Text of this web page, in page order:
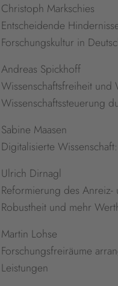
Christoph Markschies
Entscheidende
Forschungskultur in
Andreas Spickhoff
Wissenschaftsfreiheit
Wissenschaftssteuerung
Sabine Maasen
Digitalisierte
Ulrich Dirnagl
Reformierung des
Robustheit und mehr
Martin Lohse
Forschungsfreiräume
Leistungen